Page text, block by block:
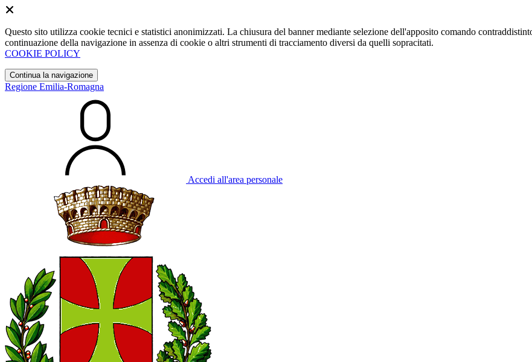
Questo sito utilizza cookie tecnici e statistici anonimizzati. La chiusura del banner mediante selezione dell'apposito comando
continuazione della navigazione in assenza di cookie o altri strumenti di tracciamento diversi da quelli sopracitati.
COOKIE POLICY
Continua la navigazione
Regione Emilia-Romagna
Accedi all'area personale